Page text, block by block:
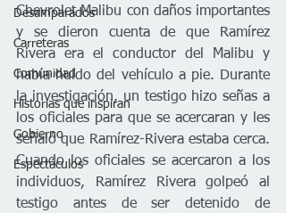
Desamparados
Carreteras
Comunidad
Historias que inspiran
Gobierno
Espectáculos
Chevrolet Malibu con daños importantes
y se dieron cuenta de que Ramírez
Rivera era el conductor del Malibu y
había huido del vehículo a pie. Durante
la investigación, un testigo hizo señas a
los oficiales para que se acercaran y les
señaló que Ramírez-Rivera estaba cerca.
Cuando los oficiales se acercaron a los
individuos, Ramírez Rivera golpeó al
testigo antes de ser detenido de